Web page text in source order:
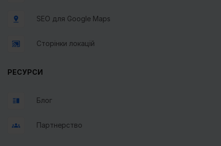
SEO для Google Maps
Сторінки локацій
РЕСУРСИ
Блог
Партнерство